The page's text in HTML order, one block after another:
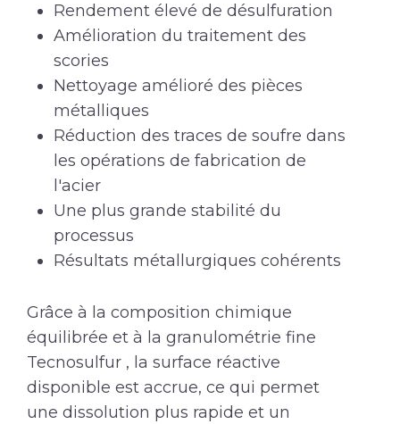
Rendement élevé de désulfuration
Amélioration du traitement des
scories
Nettoyage amélioré des pièces
métalliques
Réduction des traces de soufre dans
les opérations de fabrication de
l'acier
Une plus grande stabilité du
processus
Résultats métallurgiques cohérents
Grâce à la composition chimique
équilibrée et à la granulométrie fine
Tecnosulfur , la surface réactive
disponible est accrue, ce qui permet
une dissolution plus rapide et un